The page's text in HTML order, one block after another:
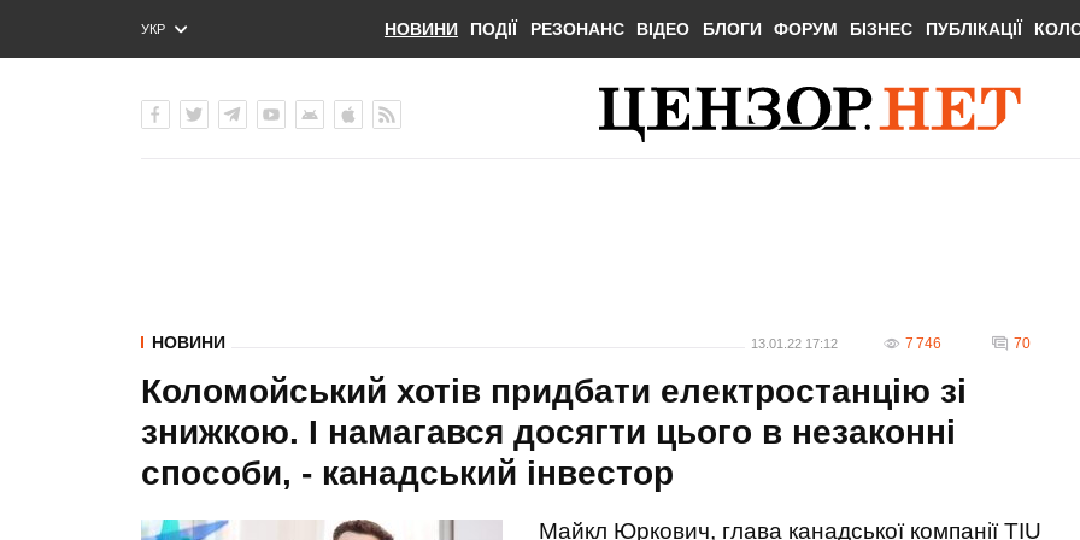
УКР
ENG
НОВИНИ ПОДІЇ РЕЗОНАНС ВІДЕО БЛОГИ ФОРУМ БІЗНЕС ПУБЛІКАЦІЇ
НОВИНИ 13.01.22 17:12 7 746 70
Коломойський хотів придбати електростанцію зі
знижкою. І намагався досягти цього в незаконні
способи, - канадський інвестор
Майкл Юркович, глава канадської компанії TIU